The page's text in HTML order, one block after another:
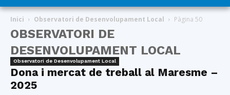
Comarcal
Inici Observatori de Desenvolupament Local Pàgina 50
OBSERVATORI DE
DESENVOLUPAMENT LOCAL
Observatori de Desenvolupament Local
Dona i mercat de treball al Maresme –
2025